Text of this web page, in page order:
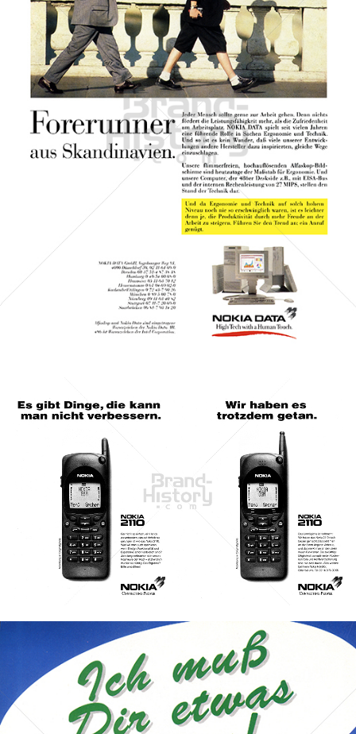
NOKIA NOKIA AUSTRIA GmbH
NOKIA NOKIA AUSTRIA GmbH 1995
Bild-ID: 44917